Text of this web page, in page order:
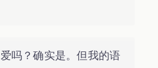
吗？确实是。但我的语